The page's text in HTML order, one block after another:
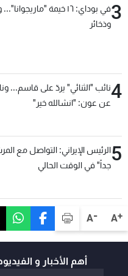
A+
A-
3
في بوداي: ١٦ خيمة
وذخائر
4نائب "الثنائي" يردّ على قاسم...
عن عون: "انشالله خير"
5الرئيس الإيراني: التواصل مع
جداً" في الوقت الحالي
أهم الأخبار و